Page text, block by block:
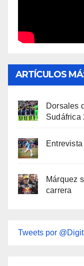
ARTÍCULOS
Dorsales
Sudáfrica
Márquez
carrera
Tweets por